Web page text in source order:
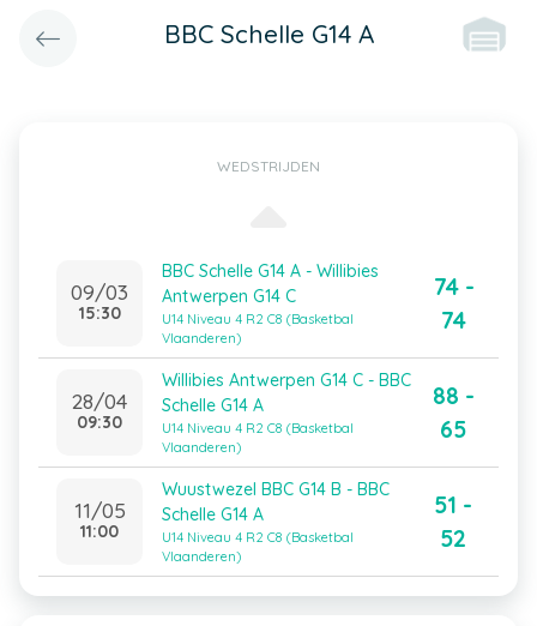
BBC Schelle G14 A
WEDSTRIJDEN
09/03
15:30
BBC Schelle G14 A - Willibies
Antwerpen G14 C
U14 Niveau 4 R2 C8 (Basketbal
Vlaanderen)
74 -
74
28/04
09:30
Willibies Antwerpen G14 C - BBC
Schelle G14 A
U14 Niveau 4 R2 C8 (Basketbal
Vlaanderen)
88 -
65
11/05
11:00
Wuustwezel BBC G14 B - BBC
Schelle G14 A
U14 Niveau 4 R2 C8 (Basketbal
Vlaanderen)
51 -
52